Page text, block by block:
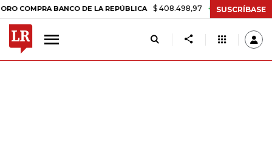
BANCO DE LA REPÚBLICA $ 408.498,97 +$ 8.753,81 +2,19%
SUSCRÍBASE